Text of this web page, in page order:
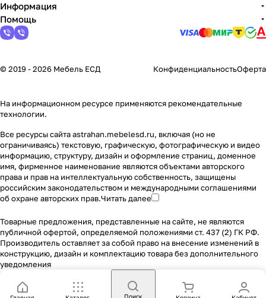
Информация
Помощь
© 2019 - 2026 Мебель ЕСД КонфиденциальностьОферта
На информационном ресурсе применяются рекомендательные
технологии.
Все ресурсы сайта astrahan.mebelesd.ru, включая (но не
ограничиваясь) текстовую, графическую, фотографическую и видео
информацию, структуру, дизайн и оформление страниц, доменное
имя, фирменное наименование являются объектами авторского
права и прав на интеллектуальную собственность, защищены
российским законодательством и международными соглашениями
об охране авторских прав.Читать далее
Товарные предложения, представленные на сайте, не являются
публичной офертой, определяемой положениями ст. 437 (2) ГК РФ.
Производитель оставляет за собой право на внесение изменений в
конструкцию, дизайн и комплектацию товара без дополнительного
уведомления
Поиск